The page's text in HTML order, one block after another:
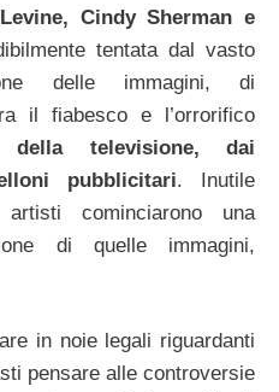
Cindy Sherman e
tentata dal vasto
delle immagini, di
il fiabesco e l’orrorifico
della televisione, dai
pubblicitari. Inutile
cominciarono una
di quelle immagini,
in noie legali riguardanti
pensare alle controversie